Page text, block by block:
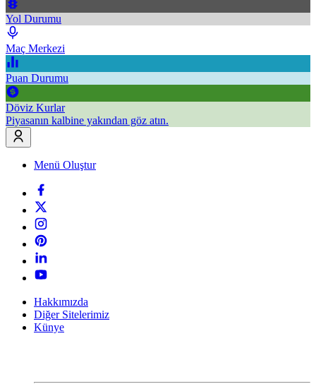
Yol Durumu
Maç Merkezi
Puan Durumu
Döviz Kurlar
Piyasanın kalbine yakından göz atın.
Menü Oluştur
Hakkımızda
Diğer Sitelerimiz
Künye